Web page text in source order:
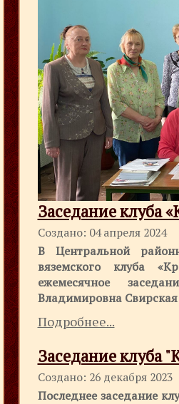
Заседание клуба
Создано: 04 апреля 2024
В Центральной
вяземского клуба
ежемесячное
Владимировна Свирская
Подробнее...
Заседание клуба
Создано: 26 декабря 2023
Последнее заседание